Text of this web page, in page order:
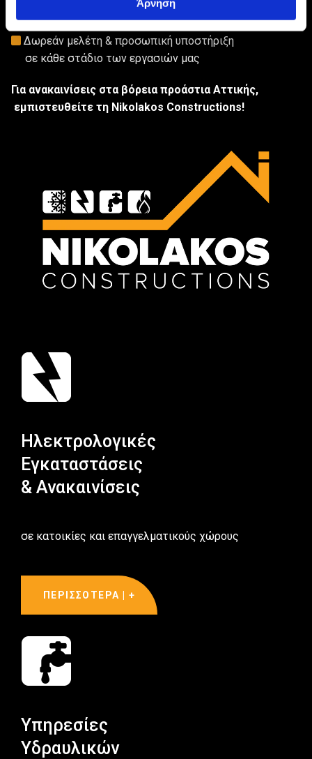
Άρνηση
Σύγχρονες τεχνολογίες & ποιοτικά υλικά
Απόλυτη συνέπεια σε χρονοδιαγράμματα & κόστος
 Δωρεάν μελέτη & προσωπική υποστήριξη
σε κάθε στάδιο των εργασιών μας
Για ανακαινίσεις στα βόρεια προάστια Αττικής,
εμπιστευθείτε τη Nikolakos Constructions!
Ηλεκτρολογικές
Εγκαταστάσεις
& Ανακαινίσεις
σε κατοικίες και επαγγελματικούς χώρους
ΠΕΡΙΣΣΟΤΕΡΑ | +
Υπηρεσίες
Υδραυλικών